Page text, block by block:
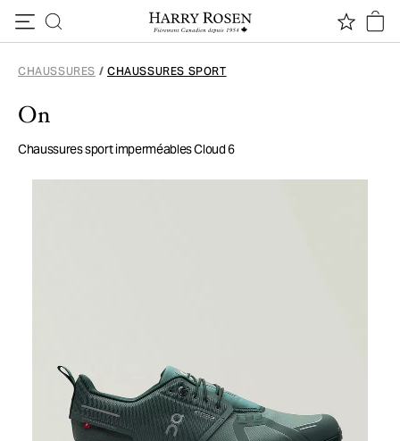
CHAUSSURES / CHAUSSURES SPORT
On
Chaussures sport imperméables Cloud 6